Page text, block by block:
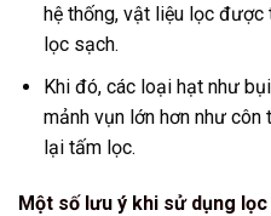
hệ thống, vật liệu lọc
lọc sạch.
Khi đó, các loại hạt như
mảnh vụn lớn hơn như
lại tấm lọc.
Một số lưu ý khi sử dụng